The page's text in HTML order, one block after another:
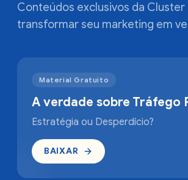
Conteúdos exclusivos da Cluster
transformar seu marketing em
Material Gratuito
A verdade sobre Tráfego
Estratégia ou Desperdício?
BAIXAR